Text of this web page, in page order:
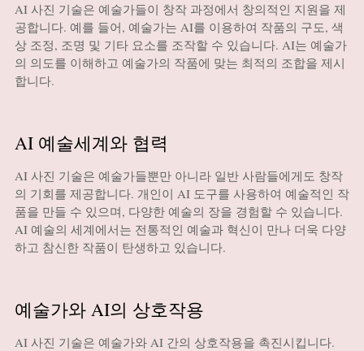
AI 사진 기술은 예술가들이 창작 과정에서 창의적인 지원을 제
공합니다. 예를 들어, 예술가는 AI를 이용하여 작품의 구도, 색
상 조정, 조명 및 기타 요소를 조작할 수 있습니다. AI는 예술가
의 의도를 이해하고 예술가의 작품에 맞는 최적의 조합을 제시
합니다.
AI 예술세계와 협력
AI 사진 기술은 예술가들뿐만 아니라 일반 사람들에게도 창작
의 기회를 제공합니다. 개인이 AI 도구를 사용하여 예술적인 작
품을 만들 수 있으며, 다양한 예술의 장을 경험할 수 있습니다.
AI 예술의 세계에서는 전통적인 예술과 혁신이 만나 더욱 다양
하고 참신한 작품이 탄생하고 있습니다.
예술가와 AI의 상호작용
AI 사진 기술은 예술가와 AI 간의 상호작용을 촉진시킵니다.